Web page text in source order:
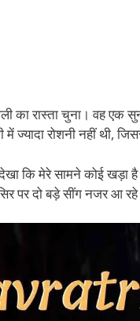
का रास्ता चुना। वह एक
ज्यादा रोशनी नहीं थी,
कि मेरे सामने कोई खड़ा
पर दो बड़े सींग नजर आ